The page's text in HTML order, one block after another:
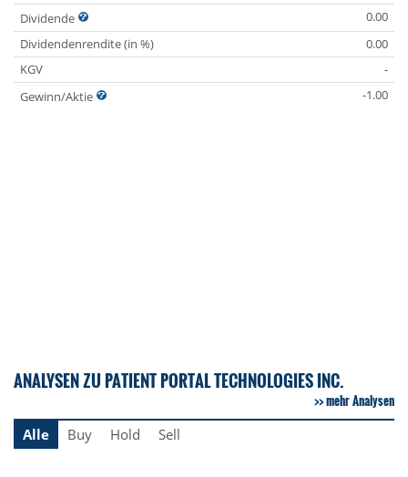
Dividende
0.00
Dividendenrendite (in %)
0.00
KGV
-
Gewinn/Aktie
-1.00
ANALYSEN ZU PATIENT PORTAL TECHNOLOGIES INC.
mehr Analysen
Alle
Buy Hold Sell